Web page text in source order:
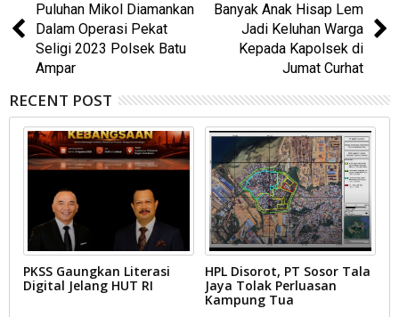
Puluhan Mikol Diamankan
Dalam Operasi Pekat
Seligi 2023 Polsek Batu
Ampar
Banyak Anak Hisap Lem
Jadi Keluhan Warga
Kepada Kapolsek di
Jumat Curhat
RECENT POST
PKSS Gaungkan Literasi
Digital Jelang HUT RI
HPL Disorot, PT Sosor Tala
Jaya Tolak Perluasan
Kampung Tua